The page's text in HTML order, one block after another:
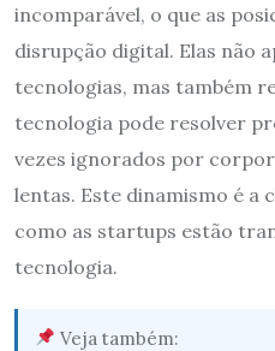
incomparável, o que as
disrupção digital. Elas não
tecnologias, mas também
tecnologia pode resolver
vezes ignorados por
lentas. Este dinamismo é a
como as startups estão
tecnologia.
Veja também: